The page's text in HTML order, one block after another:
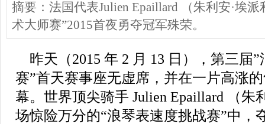
摘要：法国代表Julien Epaillard （朱利安·埃
术大师赛”2015首夜勇夺冠军殊荣。
昨天（2015 年 2 月 13 日），第三届
赛”首天赛事座无虚席，并在一片高涨
幕。世界顶尖骑手 Julien Epaillard
（朱
场惊险万分的“浪琴表速度挑战赛”中，